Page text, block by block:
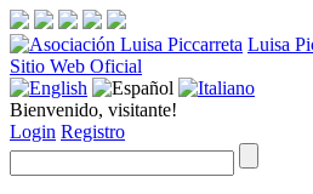
Luisa
Sitio Web Oficial
Bienvenido, visitante!
Login Registro